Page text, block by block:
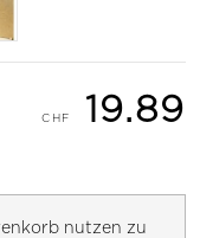
19.89
nutzen zu